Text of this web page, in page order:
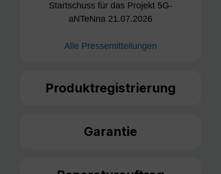
Startschuss für das Projekt 5G-
aNTeNna 21.07.2026
Alle Pressemitteilungen
Produktregistrierung
Garantie